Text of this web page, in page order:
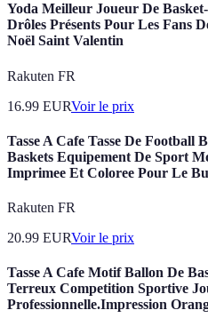
Yoda Meilleur Joueur De
Drôles Présents Pour Les Fans
Noël Saint Valentin
Rakuten FR
16.99 EURVoir le prix
Tasse A Cafe Tasse De Football
Baskets Equipement De Sport
Imprimee Et Coloree Pour Le
Rakuten FR
20.99 EURVoir le prix
Tasse A Cafe Motif Ballon De
Terreux Competition Sportive
Professionnelle.Impression